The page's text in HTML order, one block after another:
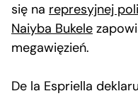
się na represyjnej
Naiyba Bukele
megawięzień.
De la Espriella